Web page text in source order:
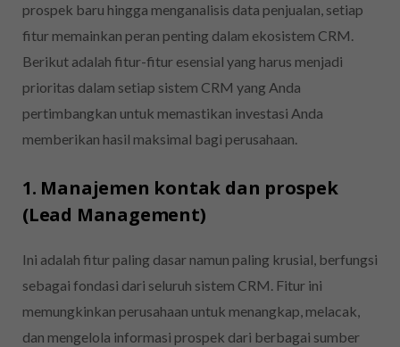
prospek baru hingga menganalisis data penjualan, setiap
fitur memainkan peran penting dalam ekosistem CRM.
Berikut adalah fitur-fitur esensial yang harus menjadi
prioritas dalam setiap sistem CRM yang Anda
pertimbangkan untuk memastikan investasi Anda
memberikan hasil maksimal bagi perusahaan.
1. Manajemen kontak dan prospek
(Lead Management)
Ini adalah fitur paling dasar namun paling krusial, berfungsi
sebagai fondasi dari seluruh sistem CRM. Fitur ini
memungkinkan perusahaan untuk menangkap, melacak,
dan mengelola informasi prospek dari berbagai sumber